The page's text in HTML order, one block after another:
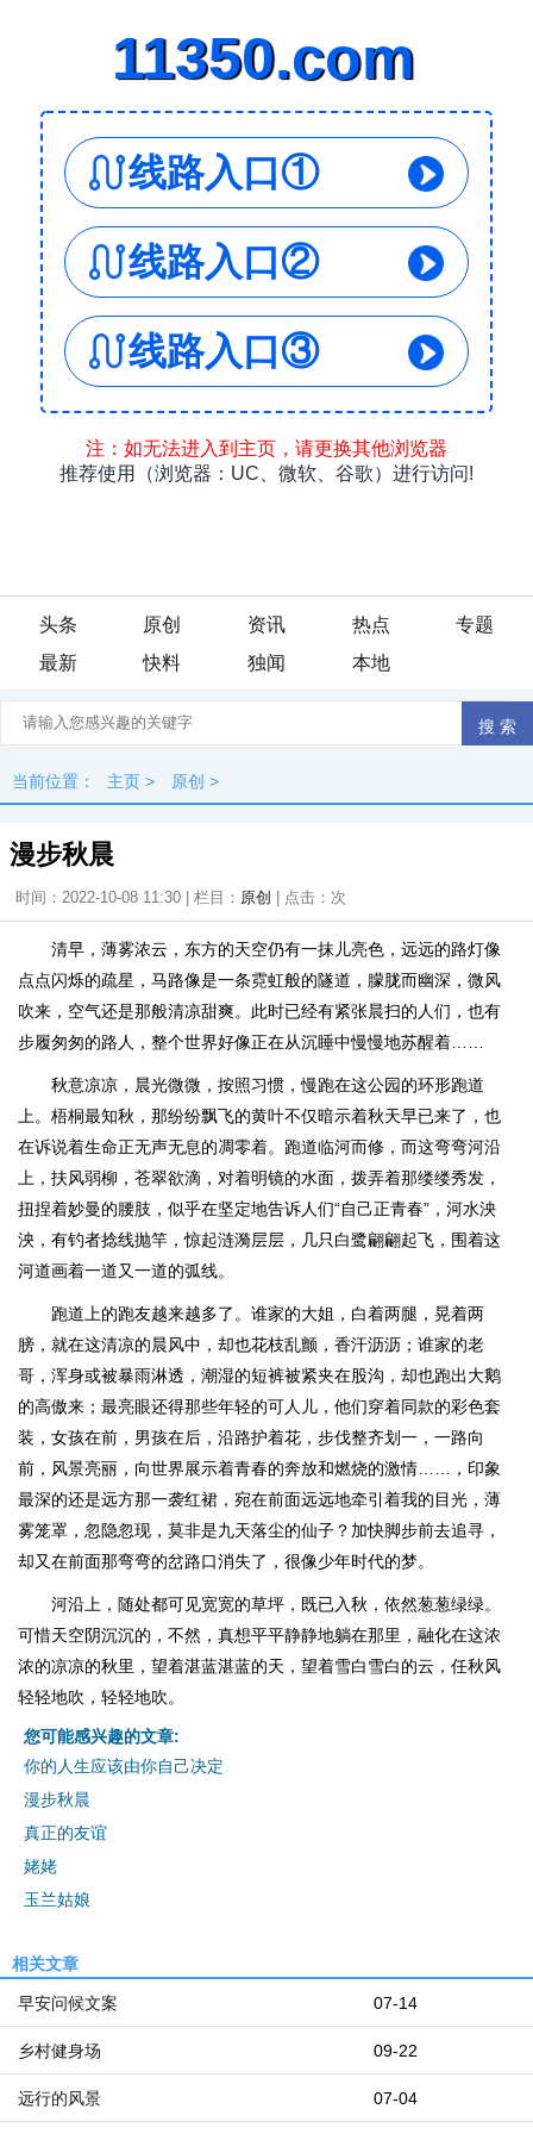
头条 原创 资讯 热点
专题
最新
快料 独闻 本地
当前位置： 主页 > 原创 >
漫步秋晨
时间：2022-10-08 11:30 | 栏目： 原创 | 点击： 次
清早，薄雾浓云，东方的天空仍有一抹儿亮色，远远的路灯像
点点闪烁的疏星，马路像是一条霓虹般的隧道，朦胧而幽深，微风
吹来，空气还是那般清凉甜爽。此时已经有紧张晨扫的人们，也有
步履匆匆的路人，整个世界好像正在从沉睡中慢慢地苏醒着……
秋意凉凉，晨光微微，按照习惯，慢跑在这公园的环形跑道
上。梧桐最知秋，那纷纷飘飞的黄叶不仅暗示着秋天早已来了，也
在诉说着生命正无声无息的凋零着。跑道临河而修，而这弯弯河沿
上，扶风弱柳，苍翠欲滴，对着明镜的水面，拨弄着那缕缕秀发，
扭捏着妙曼的腰肢，似乎在坚定地告诉人们“自己正青春”，河水泱
泱，有钓者捻线抛竿，惊起涟漪层层，几只白鹭翩翩起飞，围着这
河道画着一道又一道的弧线。
跑道上的跑友越来越多了。谁家的大姐，白着两腿，晃着两
膀，就在这清凉的晨风中，却也花枝乱颤，香汗沥沥；谁家的老
哥，浑身或被暴雨淋透，潮湿的短裤被紧夹在股沟，却也跑出大鹅
的高傲来；最亮眼还得那些年轻的可人儿，他们穿着同款的彩色套
装，女孩在前，男孩在后，沿路护着花，步伐整齐划一，一路向
前，风景亮丽，向世界展示着青春的奔放和燃烧的激情……，印象
最深的还是远方那一袭红裙，宛在前面远远地牵引着我的目光，薄
雾笼罩，忽隐忽现，莫非是九天落尘的仙子？加快脚步前去追寻，
却又在前面那弯弯的岔路口消失了，很像少年时代的梦。
河沿上，随处都可见宽宽的草坪，既已入秋，依然葱葱绿绿。
可惜天空阴沉沉的，不然，真想平平静静地躺在那里，融化在这浓
浓的凉凉的秋里，望着湛蓝湛蓝的天，望着雪白雪白的云，任秋风
轻轻地吹，轻轻地吹。
您可能感兴趣的文章:
你的人生应该由你自己决定
漫步秋晨
真正的友谊
姥姥
玉兰姑娘
相关文章
07-14
早安问候文案
09-22
乡村健身场
07-04
远行的风景